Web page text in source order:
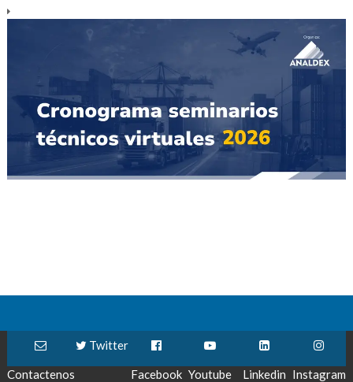
Contactenos
Twitter
Facebook Youtube Linkedin Instagram